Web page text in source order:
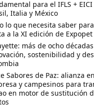
para el IFLS +
Italia y México
lo que necesita saber
a la XI edición de Expopet
más de ocho
sostenibilidad y
Sabores de Paz: alianza
y campesinos para
en motor de sustitución